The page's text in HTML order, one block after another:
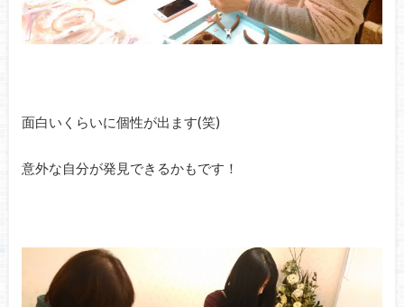
面白いくらいに個性が出ます(笑)
意外な自分が発見できるかもです！